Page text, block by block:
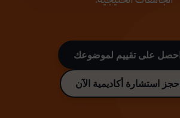
احصل على تقييم لموضوعك
احجز استشارة أكاديمية الآن